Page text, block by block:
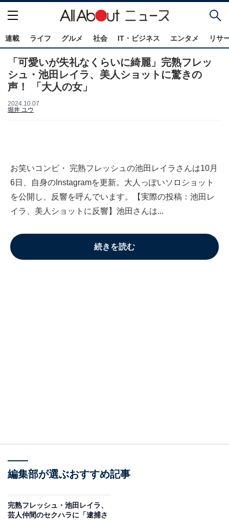
連載 ライフ グルメ 社会 IT・ビジネス エンタメ リサ
「可愛いが失礼なくらいに綺麗」完熟フレッ
シュ・池田レイラ、美人ショットに驚きの
声！ 「大人の女」
2024.10.07
堀井 ユウ
お笑いコンビ・ 完熟フレッシュの池田レイラさんは10月
6日、自身のInstagramを更新。大人っぽいソロショット
を公開し、反響を呼んでいます。【実際の投稿：池田レ
イラ、美人ショットに反響】池田さんは...
続きを読む
編集部が選ぶおすすめ記事
完熟フレッシュ・池田レイラ、
芸人仲間のセクハラに「逮捕さ